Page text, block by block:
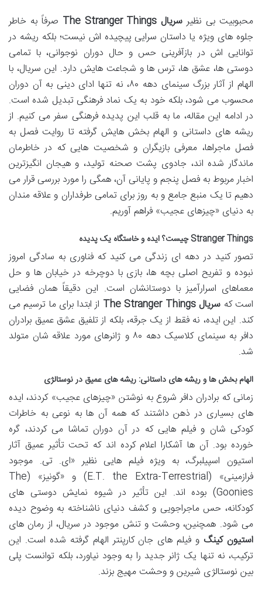
محبوبیت بی نظیر سریال The Stranger Things
صرفاً به خاطر
جلوه های ویژه یا داستان سرایی پیچیده اش نیست؛ بلکه ریشه در
توانایی اش در بازآفرینی حس و حال دوران نوجوانی، با تمامی
دوستی ها، عشق ها، ترس ها و شجاعت هایش دارد. این سریال، با
الهام از آثار بزرگ سینمای دهه ۸۰، نه تنها ادای دینی به آن دوران
محسوب می شود، بلکه خود به یک نماد فرهنگی تبدیل شده است.
در ادامه این مقاله، ما به قلب این پدیده فرهنگی سفر می کنیم. از
ریشه های داستانی و الهام بخش هایش گرفته تا روایت فصل به
فصل ماجراها، معرفی بازیگران و شخصیت هایی که در خاطرمان
ماندگار شده اند، جادوی پشت صحنه تولید، و هیجان انگیزترین
اخبار مربوط به فصل پنجم و پایانی آن، همگی را مورد بررسی قرار می
دهیم تا یک منبع جامع و به روز برای تمامی طرفداران و علاقه مندان
به دنیای «چیزهای عجیب» فراهم آوریم.
Stranger Things چیست؟ ایده و خاستگاه یک پدیده
تصور کنید در دهه ای زندگی می کنید که فناوری به سادگی امروز
نبوده و تفریح اصلی بچه ها، بازی با دوچرخه در خیابان ها و حل
معماهای اسرارآمیز با دوستانشان است. این دقیقاً همان فضایی
است که سریال The Stranger Things
از ابتدا برای ما ترسیم می
کند. این ایده، نه فقط از یک جرقه، بلکه از تلفیق عشق عمیق برادران
دافر به سینمای کلاسیک دهه ۸۰ و ژانرهای مورد علاقه شان متولد
شد.
الهام بخش ها و ریشه های داستانی: ریشه های عمیق در نوستالژی
زمانی که برادران دافر شروع به نوشتن «چیزهای عجیب» کردند، ایده
های بسیاری در ذهن داشتند که همه آن ها به نوعی به خاطرات
کودکی شان و فیلم هایی که در آن دوران تماشا می کردند، گره
خورده بود. آن ها آشکارا اعلام کرده اند که تحت تأثیر عمیق آثار
استیون اسپیلبرگ، به ویژه فیلم هایی نظیر «ای. تی. موجود
فرازمینی» (E.T. the Extra-Terrestrial) و «گونیز» (The
Goonies) بوده اند. این تأثیر در شیوه نمایش دوستی های
کودکانه، حس ماجراجویی و کشف دنیای ناشناخته به وضوح دیده
می شود. همچنین، وحشت و تنش موجود در سریال، از رمان های
استیون کینگ و فیلم های جان کارپنتر الهام گرفته شده است. این
ترکیب، نه تنها یک ژانر جدید را به وجود نیاورد، بلکه توانست پلی
بین نوستالژی شیرین و وحشت مهیج بزند.